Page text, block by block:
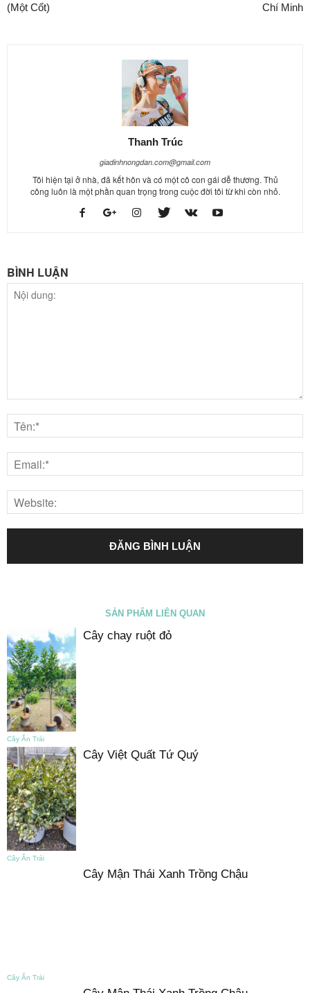
(Một Cốt)
Chí Minh
Thanh Trúc
giadinhnongdan.com@gmail.com
Tôi hiện tại ở nhà, đã kết hôn và có một cô con gái dễ thương. Thủ
công luôn là một phần quan trọng trong cuộc đời tôi từ khi còn nhỏ.
BÌNH LUẬN
SẢN PHẨM LIÊN QUAN
Cây Ăn Trái
Cây chay ruột đỏ
Cây Ăn Trái
Cây Việt Quất Tứ Quý
Cây Ăn Trái
Cây Mận Thái Xanh Trồng Chậu